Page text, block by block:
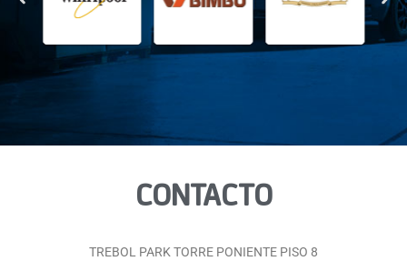
CONTACTO
TREBOL PARK TORRE PONIENTE PISO 8